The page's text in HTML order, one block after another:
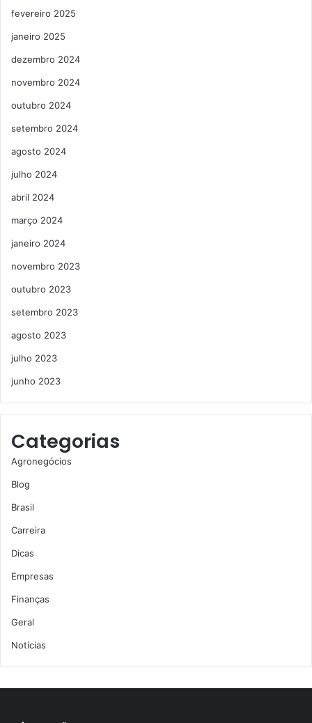
fevereiro 2025
janeiro 2025
dezembro 2024
novembro 2024
outubro 2024
setembro 2024
agosto 2024
julho 2024
abril 2024
março 2024
janeiro 2024
novembro 2023
outubro 2023
setembro 2023
agosto 2023
julho 2023
junho 2023
Categorias
Agronegócios
Blog
Brasil
Carreira
Dicas
Empresas
Finanças
Geral
Notícias